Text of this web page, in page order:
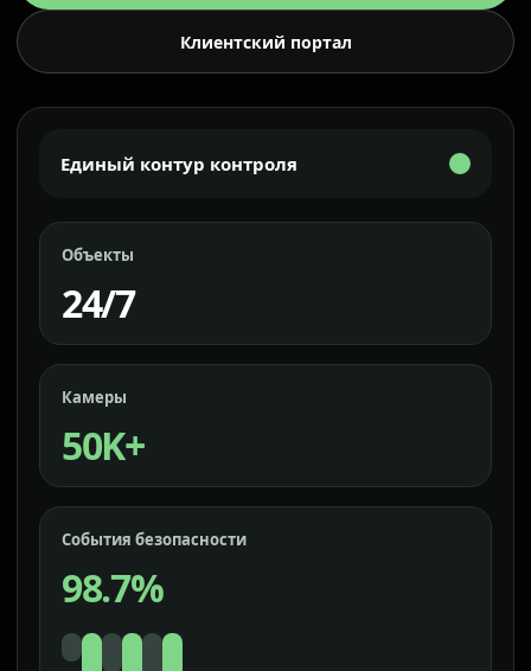
Клиентский портал
Единый контур контроля
Объекты
24/7
Камеры
50K+
События безопасности
98.7%